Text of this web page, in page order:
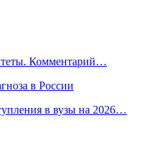
Комментарий…
в России
в вузы на 2026…